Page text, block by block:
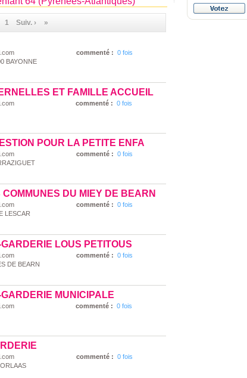
1 Suiv. › »
commenté : 0 fois
BAYONNE
ET FAMILLE ACCUEIL
commenté : 0 fois
POUR LA PETITE ENFA
commenté : 0 fois
DU MIEY DE BEARN
commenté : 0 fois
LESCAR
LOUS PETITOUS
commenté : 0 fois
DE BEARN
MUNICIPALE
commenté : 0 fois
commenté : 0 fois